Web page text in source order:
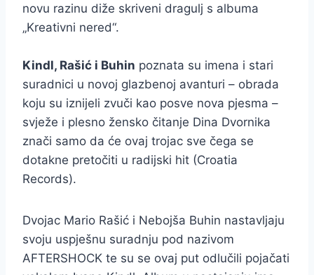
novu razinu diže skriveni dragulj s albuma
„Kreativni nered“.
Kindl, Rašić i Buhin poznata su imena i stari
suradnici u novoj glazbenoj avanturi – obrada
koju su iznijeli zvuči kao posve nova pjesma –
svježe i plesno žensko čitanje Dina Dvornika
znači samo da će ovaj trojac sve čega se
dotakne pretočiti u radijski hit (Croatia
Records).
Dvojac Mario Rašić i Nebojša Buhin nastavljaju
svoju uspješnu suradnju pod nazivom
AFTERSHOCK te su se ovaj put odlučili pojačati